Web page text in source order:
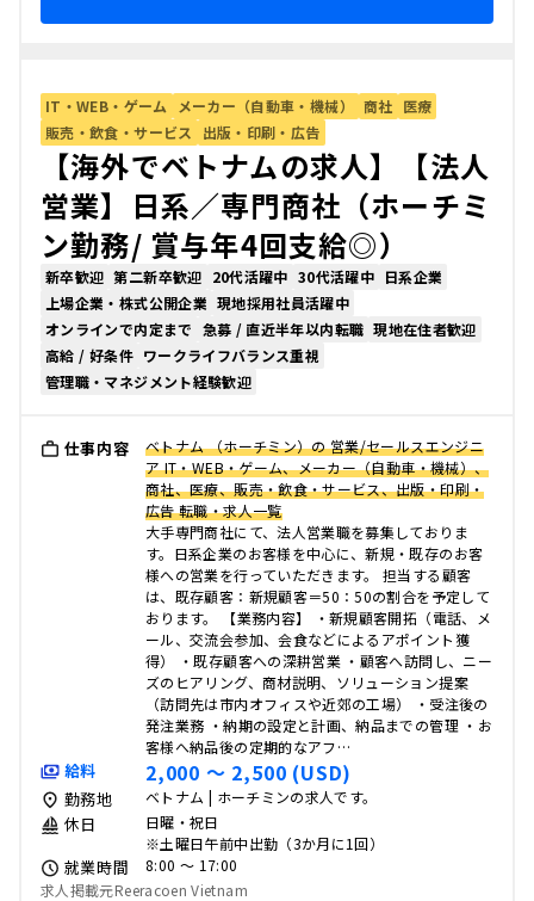
IT・WEB・ゲーム メーカー（自動車・機械） 商社 医療
販売・飲食・サービス
出版・印刷・広告
【海外でベトナムの求人】【法人
営業】日系／専門商社（ホーチミ
ン勤務/ 賞与年4回支給◎）
新卒歓迎 第二新卒歓迎 20代活躍中 30代活躍中 日系企業
上場企業・株式公開企業 現地採用社員活躍中
オンラインで内定まで 急募 / 直近半年以内転職 現地在住者歓迎
高給 / 好条件 ワークライフバランス重視
管理職・マネジメント経験歓迎
仕事内容
ベトナム （ホーチミン）の 営業/セールスエンジニ
ア IT・WEB・ゲーム、メーカー（自動車・機械）、
商社、医療、販売・飲食・サービス、出版・印刷・
広告 転職・求人一覧
大手専門商社にて、法人営業職を募集しておりま
す。日系企業のお客様を中心に、新規・既存のお客
様への営業を行っていただきます。 担当する顧客
は、既存顧客：新規顧客＝50：50の割合を予定して
おります。 【業務内容】 ・新規顧客開拓（電話、メ
ール、交流会参加、会食などによるアポイント獲
得） ・既存顧客への深耕営業 ・顧客へ訪問し、ニー
ズのヒアリング、商材説明、ソリューション提案
（訪問先は市内オフィスや近郊の工場） ・受注後の
発注業務 ・納期の設定と計画、納品までの管理 ・お
客様へ納品後の定期的なアフ…
給料 2,000 〜 2,500 (USD)
勤務地 ベトナム | ホーチミンの求人です。
休日
日曜・祝日
※土曜日午前中出勤（3か月に1回）
就業時間
8:00 〜 17:00
求人掲載元Reeracoen Vietnam